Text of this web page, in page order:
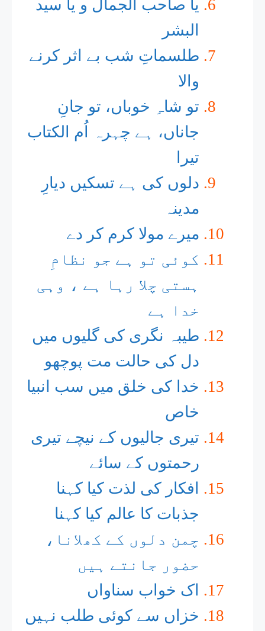
یا صاحب الجمال و یا سید
البشر
طلسماتِ شب بے اثر کرنے
والا
تو شاہِ خوباں، تو جانِ
جاناں، ہے چہرہ اُم الکتاب
تیرا
دلوں کی ہے تسکیں دیارِ
مدینہ
میرے مولا کرم کر دے
کوئی تو ہے جو نظامِ
ہستی چلا رہا ہے ، وہی
خدا ہے
طیبہ نگری کی گلیوں میں
دل کی حالت مت پوچھو
خدا کی خلق میں سب انبیا
خاص
تیری جالیوں کے نیچے تیری
رحمتوں کے سائے
افکار کی لذت کیا کہنا
جذبات کا عالم کیا کہنا
چمن دلوں کے کھلانا،
حضور جانتے ہیں
اک خواب سناواں
خزاں سے کوئی طلب نہیں